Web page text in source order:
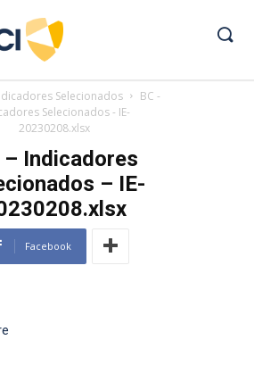
Selecionados
BC -
Selecionados - IE-
20230208.xlsx
– Indicadores
– IE-
Facebook